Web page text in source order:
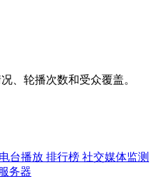
、轮播次数和受众覆盖。
电台播放 排行榜 社交媒体监测
务器